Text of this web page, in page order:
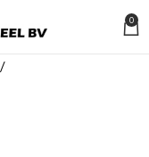
0